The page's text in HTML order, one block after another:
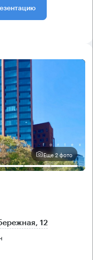
Еще 2 фото
12